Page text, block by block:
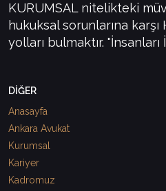
KURUMSAL nitelikteki
hukuksal sorunlarına
yolları bulmaktır. "İnsanları
DİĞER
Anasayfa
Ankara Avukat
Kurumsal
Kariyer
Kadromuz